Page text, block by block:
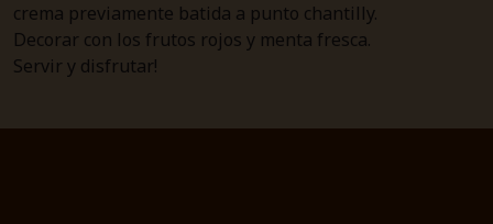
crema previamente batida a punto chantilly.
Decorar con los frutos rojos y menta fresca.
Servir y disfrutar!